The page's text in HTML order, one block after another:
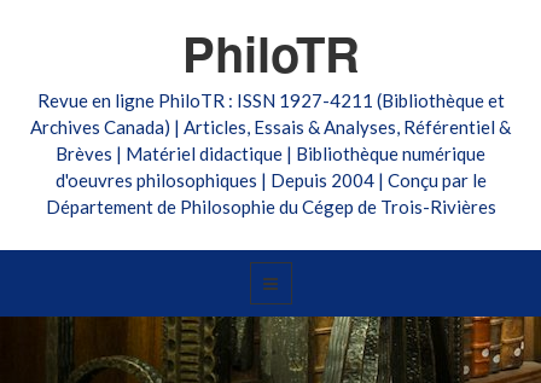
PhiloTR
Revue en ligne PhiloTR : ISSN 1927-4211 (Bibliothèque et
Archives Canada) | Articles, Essais & Analyses, Référentiel &
Brèves | Matériel didactique | Bibliothèque numérique
d'oeuvres philosophiques | Depuis 2004 | Conçu par le
Département de Philosophie du Cégep de Trois-Rivières